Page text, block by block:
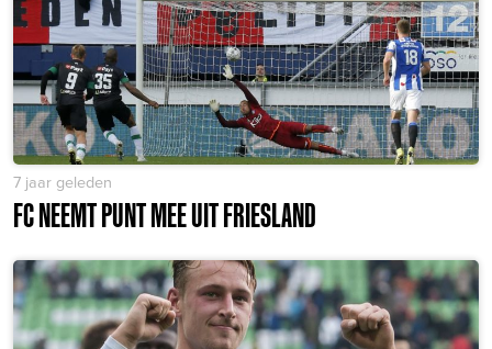
7 jaar geleden
FC NEEMT PUNT MEE UIT FRIESLAND